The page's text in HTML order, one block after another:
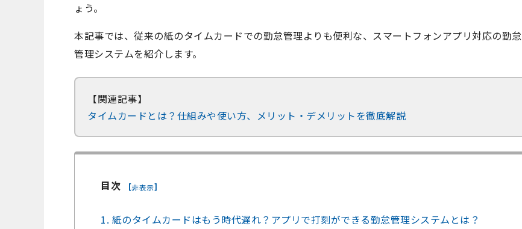
ょう。
本記事では、従来の紙のタイムカードでの勤怠管理よりも便利な、スマートフォンアプリ対応の勤怠
管理システムを紹介します。
【関連記事】
タイムカードとは？仕組みや使い方、メリット・デメリットを徹底解説
目次 [非表示]
1. 紙のタイムカードはもう時代遅れ？アプリで打刻ができる勤怠管理システムとは？